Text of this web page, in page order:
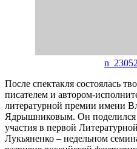
После спектакля состоялась
писателем и автором-
литературной премии имени
Ядрышниковым. Он поделился
участия в первой
Лукьяненко – недельном